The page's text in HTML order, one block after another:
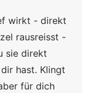
wirkt - direkt
rausreisst -
sie direkt
hast. Klingt
für dich